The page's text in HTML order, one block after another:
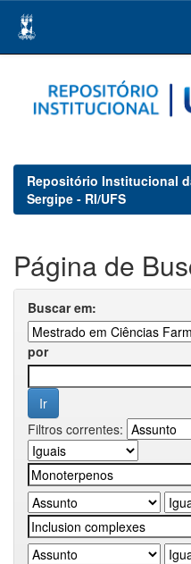
navigation
Repositório Institucional
Sergipe - RI/UFS
Página de
Buscar em:
por
Filtros correntes: